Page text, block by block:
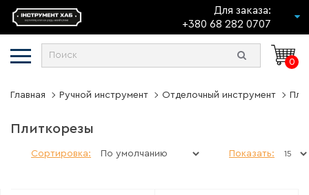
Для заказа:
+380 68 282 0707
0
Главная Ручной инструмент Отделочный инструмент
Плиткорезы
Сортировка: Показать: